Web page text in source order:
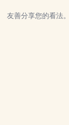
友善分享您的看法。